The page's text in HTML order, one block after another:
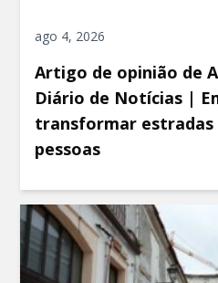
ago 4, 2026
Artigo de opinião de
Diário de Notícias |
transformar estradas
pessoas